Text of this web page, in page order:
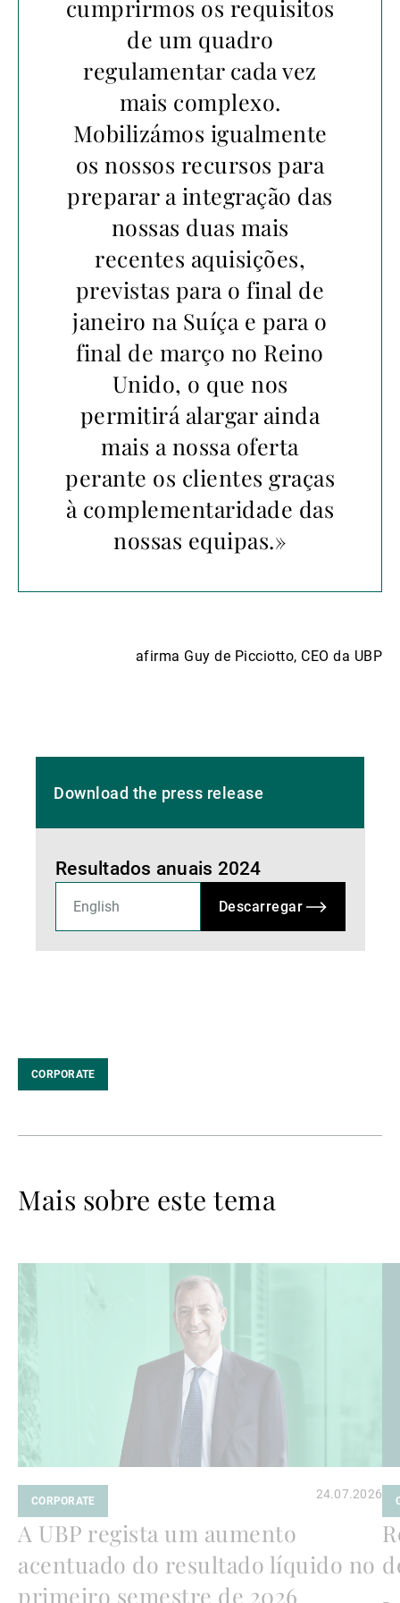
cumprirmos os requisitos
de um quadro
regulamentar cada vez
mais complexo.
Mobilizámos igualmente
os nossos recursos para
preparar a integração das
nossas duas mais
recentes aquisições,
previstas para o final de
janeiro na Suíça e para o
final de março no Reino
Unido, o que nos
permitirá alargar ainda
mais a nossa oferta
perante os clientes graças
à complementaridade das
nossas equipas.»
afirma Guy de Picciotto, CEO da UBP
Download the press release
Resultados anuais 2024
Descarregar
CORPORATE
Mais sobre este tema
CORPORATE 24.07.2026
A UBP regista um aumento
acentuado do resultado líquido no
primeiro semestre de 2026